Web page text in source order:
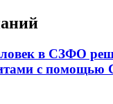
в СЗФО
с помощью